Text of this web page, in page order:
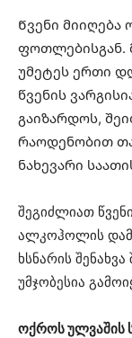
Წვენი
ფოთლებისგან.
უმეტეს ერთი
წვენის
გაიზარდოს,
რაოდენობით
ნახევარი
შეგიძლიათ
ალკოჰოლის
ხსნარის
უმჯობესია
ოქროს ულვაშის